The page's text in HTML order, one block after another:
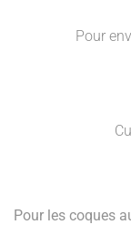
Pour
Pour les coques